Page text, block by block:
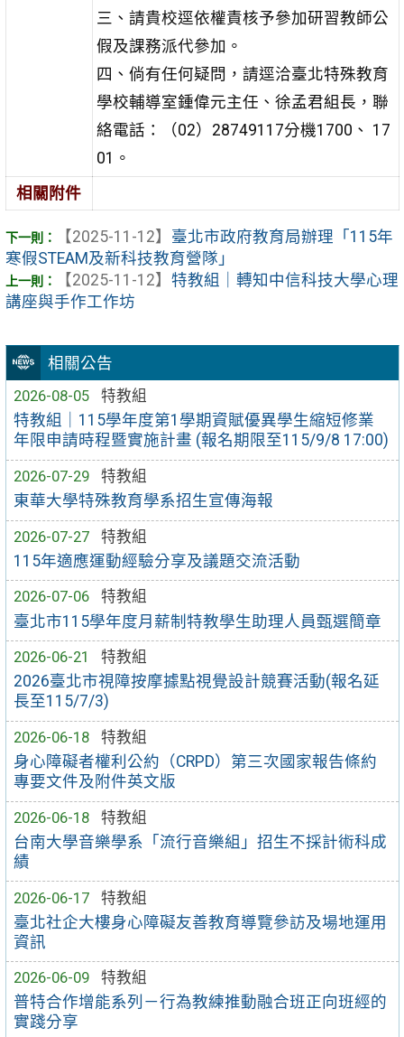
相關公告
2026-08-05
特教組
特教組｜115學年度第1學期資賦優異學生縮短修業
年限申請時程暨實施計畫 (報名期限至115/9/8 17:00)
2026-07-29
特教組
東華大學特殊教育學系招生宣傳海報
2026-07-27
特教組
115年適應運動經驗分享及議題交流活動
2026-07-06
特教組
臺北市115學年度月薪制特教學生助理人員甄選簡章
2026-06-21
特教組
2026臺北市視障按摩據點視覺設計競賽活動(報名延
長至115/7/3)
2026-06-18
特教組
身心障礙者權利公約（CRPD）第三次國家報告條約
專要文件及附件英文版
2026-06-18
特教組
台南大學音樂學系「流行音樂組」招生不採計術科成
績
2026-06-17
特教組
臺北社企大樓身心障礙友善教育導覽參訪及場地運用
資訊
2026-06-09
特教組
普特合作增能系列－行為教練推動融合班正向班經的
實踐分享
三、請貴校逕依權責核予參加研習教師公
假及課務派代參加。
四、倘有任何疑問，請逕洽臺北特殊教育
學校輔導室鍾偉元主任、徐孟君組長，聯
絡電話：（02）28749117分機1700、 17
01。
相關附件
【2025-11-12】 臺北市政府教育局辦理「115年
寒假STEAM及新科技教育營隊」
【2025-11-12】 特教組｜轉知中信科技大學心理
講座與手作工作坊